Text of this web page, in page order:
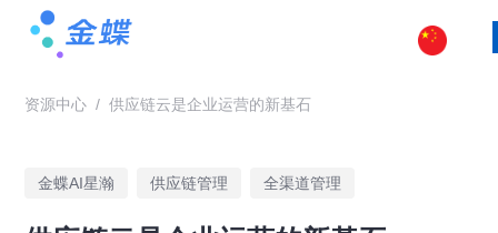
资源中心 / 供应链云是企业运营的新基石
金蝶AI星瀚 供应链管理 全渠道管理